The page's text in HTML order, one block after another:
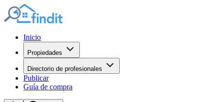
Inicio
Propiedades
Directorio de profesionales
Publicar
Guía de compra